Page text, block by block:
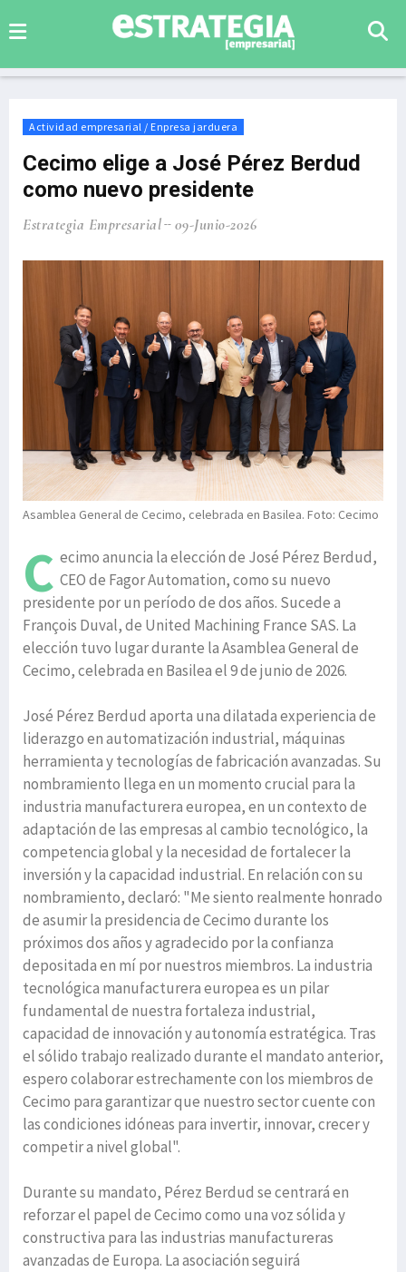
Actividad empresarial / Enpresa jarduera
Cecimo elige a José Pérez Berdud
como nuevo presidente
Estrategia Empresarial 09-Junio-2026
Asamblea General de Cecimo, celebrada en Basilea. Foto: Cecimo
C ecimo anuncia la elección de José Pérez Berdud,
CEO de Fagor Automation, como su nuevo
presidente por un período de dos años. Sucede a
François Duval, de United Machining France SAS. La
elección tuvo lugar durante la Asamblea General de
Cecimo, celebrada en Basilea el 9 de junio de 2026.
José Pérez Berdud aporta una dilatada experiencia de
liderazgo en automatización industrial, máquinas
herramienta y tecnologías de fabricación avanzadas. Su
nombramiento llega en un momento crucial para la
industria manufacturera europea, en un contexto de
adaptación de las empresas al cambio tecnológico, la
competencia global y la necesidad de fortalecer la
inversión y la capacidad industrial. En relación con su
nombramiento, declaró: "Me siento realmente honrado
de asumir la presidencia de Cecimo durante los
próximos dos años y agradecido por la confianza
depositada en mí por nuestros miembros. La industria
tecnológica manufacturera europea es un pilar
fundamental de nuestra fortaleza industrial,
capacidad de innovación y autonomía estratégica. Tras
el sólido trabajo realizado durante el mandato anterior,
espero colaborar estrechamente con los miembros de
Cecimo para garantizar que nuestro sector cuente con
las condiciones idóneas para invertir, innovar, crecer y
competir a nivel global".
Durante su mandato, Pérez Berdud se centrará en
reforzar el papel de Cecimo como una voz sólida y
constructiva para las industrias manufactureras
avanzadas de Europa. La asociación seguirá